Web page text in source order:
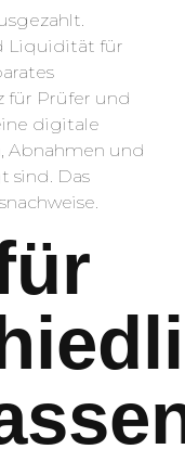
Liquidität für
für Prüfer und
digitale
Abnahmen und
sind. Das